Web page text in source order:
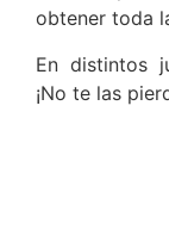
obtener toda
En distintos
¡No te las